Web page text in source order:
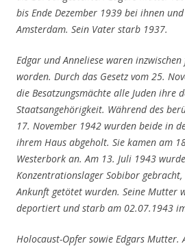
bis Ende Dezember 1939 bei ihnen
Amsterdam. Sein Vater starb 1937.
Edgar und Anneliese waren
worden. Durch das Gesetz vom 25.
die Besatzungsmächte alle Juden ihre
Staatsangehörigkeit. Während des
17. November 1942 wurden beide in
ihrem Haus abgeholt. Sie kamen am
Westerbork an. Am 13. Juli 1943
Konzentrationslager Sobibor
Ankunft getötet wurden. Seine Mutter
deportiert und starb am 02.07.1943
Holocaust-Opfer sowie Edgars Mutter.